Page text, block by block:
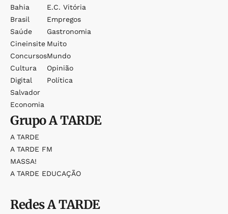
Bahia
Brasil
Saúde
Cineinsite
Concursos
Cultura
Digital
Salvador
Economia
E.c. Vitória
Empregos
Gastronomia
Muito
Mundo
Opinião
Política
GrupoA TARDE
A TARDE
A TARDE FM
MASSA!
A TARDE EDUCAÇÃO
RedesA TARDE